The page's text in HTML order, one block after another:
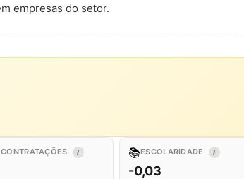
empresas do setor.
I 📚ESCOLARIDADE I
-0,03